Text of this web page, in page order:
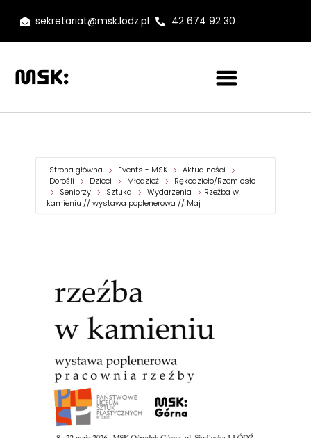
sekretariat@msk.lodz.pl 42 674 92 30
Strona główna Events - MSK
Aktualności
Dorośli
Dzieci Młodzież
Rękodzieło/Rzemiosło
Seniorzy
Sztuka Wydarzenia
Rzeźba w
kamieniu // wystawa poplenerowa // Maj